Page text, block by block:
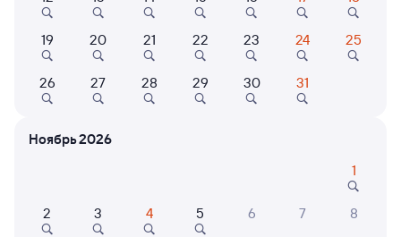
8,7
Отель
Кострома
Гостевой дом
19 20 21 22 23 24 25
26 27 28 29 30 31
Ноябрь 2026
1
2 3 4 5 6 7 8